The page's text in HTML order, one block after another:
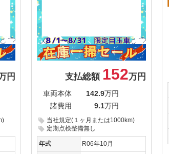
円 支払総額 152万円
車両本体 142.9万円
諸費用
9.1万円
当社規定(１ヶ月または1000km)
定期点検整備無し
年式 R06年10月